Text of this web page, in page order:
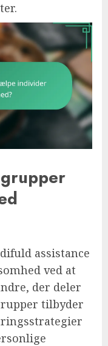
assistance
ved at
der deler
tilbyder